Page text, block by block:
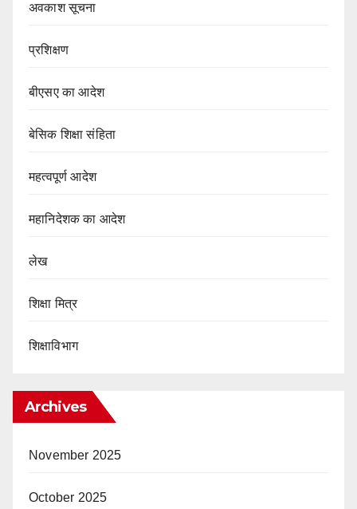
अवकाश सूचना
प्रशिक्षण
बीएसए का आदेश
बेसिक शिक्षा संहिता
महत्वपूर्ण आदेश
महानिदेशक का आदेश
लेख
शिक्षा मित्र
शिक्षाविभाग
Archives
November 2025
October 2025